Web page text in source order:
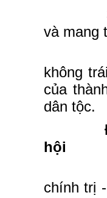
và mang
không
của
dân tộc.
hội
chính trị